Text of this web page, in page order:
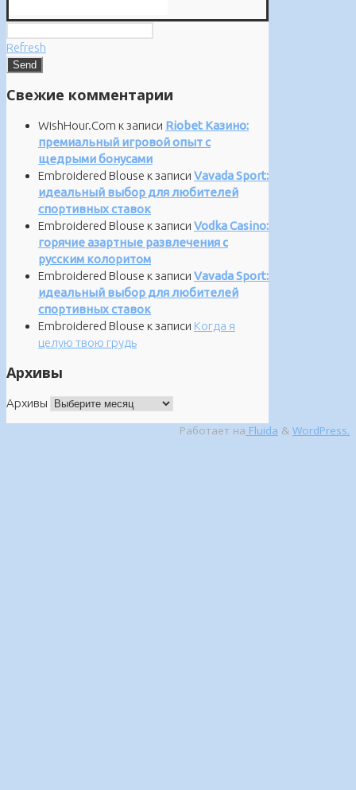
Refresh
Свежие комментарии
WishHour.Com к записи Riobet Казино:
премиальный игровой опыт с
щедрыми бонусами
Embroidered Blouse к записи Vavada Sport:
идеальный выбор для любителей
спортивных ставок
Embroidered Blouse к записи Vodka Casino:
горячие азартные развлечения с
русским колоритом
Embroidered Blouse к записи Vavada Sport:
идеальный выбор для любителей
спортивных ставок
Embroidered Blouse к записи Когда я
целую твою грудь
Архивы
Архивы
Работает на Fluida & WordPress.